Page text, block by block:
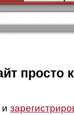
просто